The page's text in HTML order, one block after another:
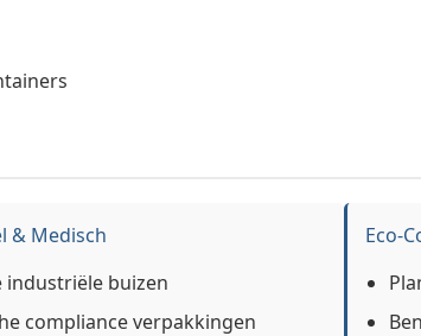
& Medisch
industriële buizen
compliance verpakkingen
Eco-